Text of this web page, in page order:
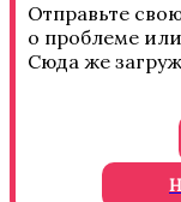
Отправьте
о проблеме
Сюда же